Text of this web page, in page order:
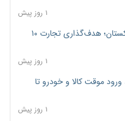
۱ روز پیش
امضای تفاهم‌نامه تجاری ایران و پاکستان؛ هدف‌گذاری تجارت ۱۰
۱ روز پیش
موقت کالا و خودرو تا
۱ روز پیش